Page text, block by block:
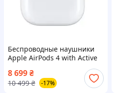
Беспроводные наушники
Apple AirPods 4 with Active
(MXP93)
8 699₴
10 499 ₴ -17%